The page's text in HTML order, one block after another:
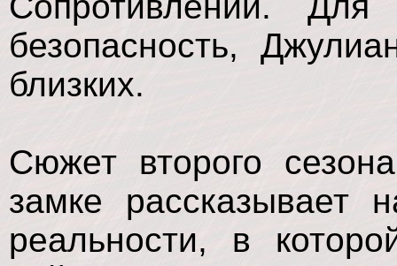
безопасность,
близких.
Сюжет второго
замке рассказывает
реальности, в